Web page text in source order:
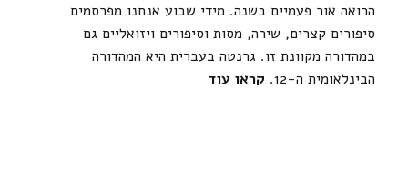
הרואה אור פעמיים בשנה. מידי שבוע אנחנו מפרסמים
סיפורים קצרים, שירה, מסות וסיפורים ויזואליים גם
במהדורה מקוונת זו. גרנטה בעברית היא המהדורה
הבינלאומית ה-12.
קראו עוד